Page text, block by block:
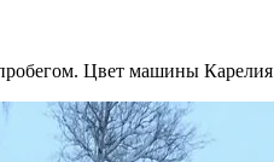
Цвет машины Карелия